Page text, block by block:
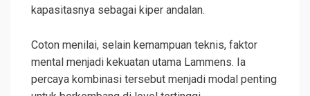
kapasitasnya sebagai kiper andalan.
Coton menilai, selain kemampuan teknis, faktor
mental menjadi kekuatan utama Lammens. Ia
percaya kombinasi tersebut menjadi modal penting